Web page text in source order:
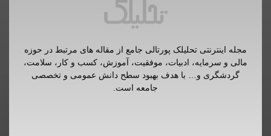
مجله اینترنتی تحلیلک پورتالی جامع از مقاله های مرتبط در حوزه
مالی و سرمایه، ادبیات، موفقیت، آموزش، کسب و کار، سلامت،
گردشگری و… با هدف بهبود سطح دانش عمومی و تخصصی
جامعه است.